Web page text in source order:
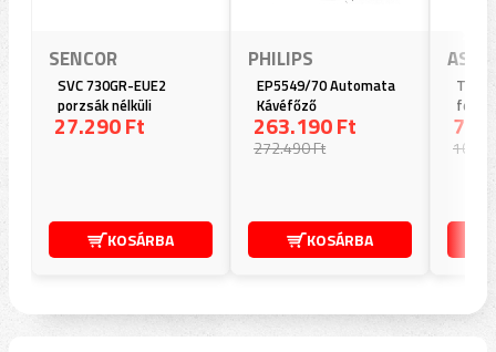
SENCOR
SVC 730GR-EUE2
porzsák nélküli
porszívó
27.290 Ft
KOSÁRBA
PHILIPS
EP5549/70 Automata
Kávéfőző
263.190 Ft
272.490 Ft
KOSÁRBA
ASUS
TUF